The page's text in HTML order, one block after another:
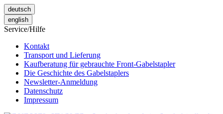
deutsch
english
Service/Hilfe
Kontakt
Transport und Lieferung
Kaufberatung für gebrauchte Front-Gabelstapler
Die Geschichte des Gabelstaplers
Newsletter-Anmeldung
Datenschutz
Impressum